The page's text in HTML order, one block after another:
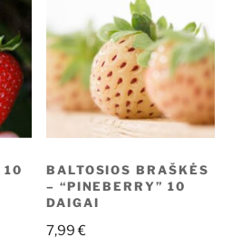
10
BALTOSIOS BRAŠKĖS
– “PINEBERRY” 10
DAIGAI
7,99€